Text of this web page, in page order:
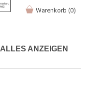
Warenkorb (0)
ALLES ANZEIGEN